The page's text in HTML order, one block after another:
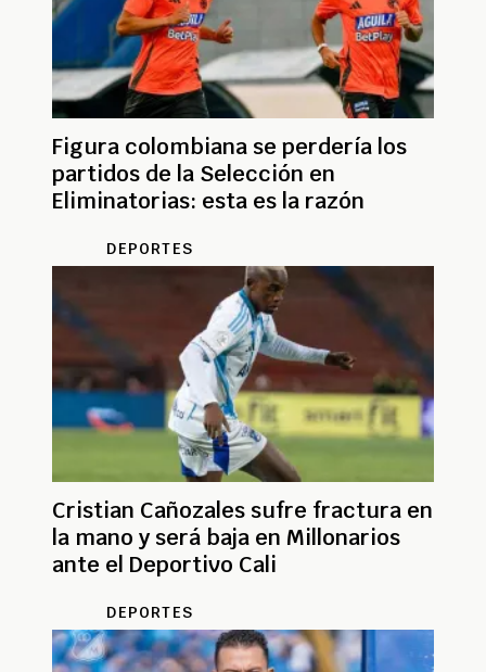
Figura colombiana se perdería los
partidos de la Selección en
Eliminatorias: esta es la razón
DEPORTES
Cristian Cañozales sufre fractura en
la mano y será baja en Millonarios
ante el Deportivo Cali
DEPORTES